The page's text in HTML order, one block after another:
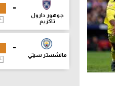
-
جوهور دارول
تاكزيم
-
مانشستر سيتي